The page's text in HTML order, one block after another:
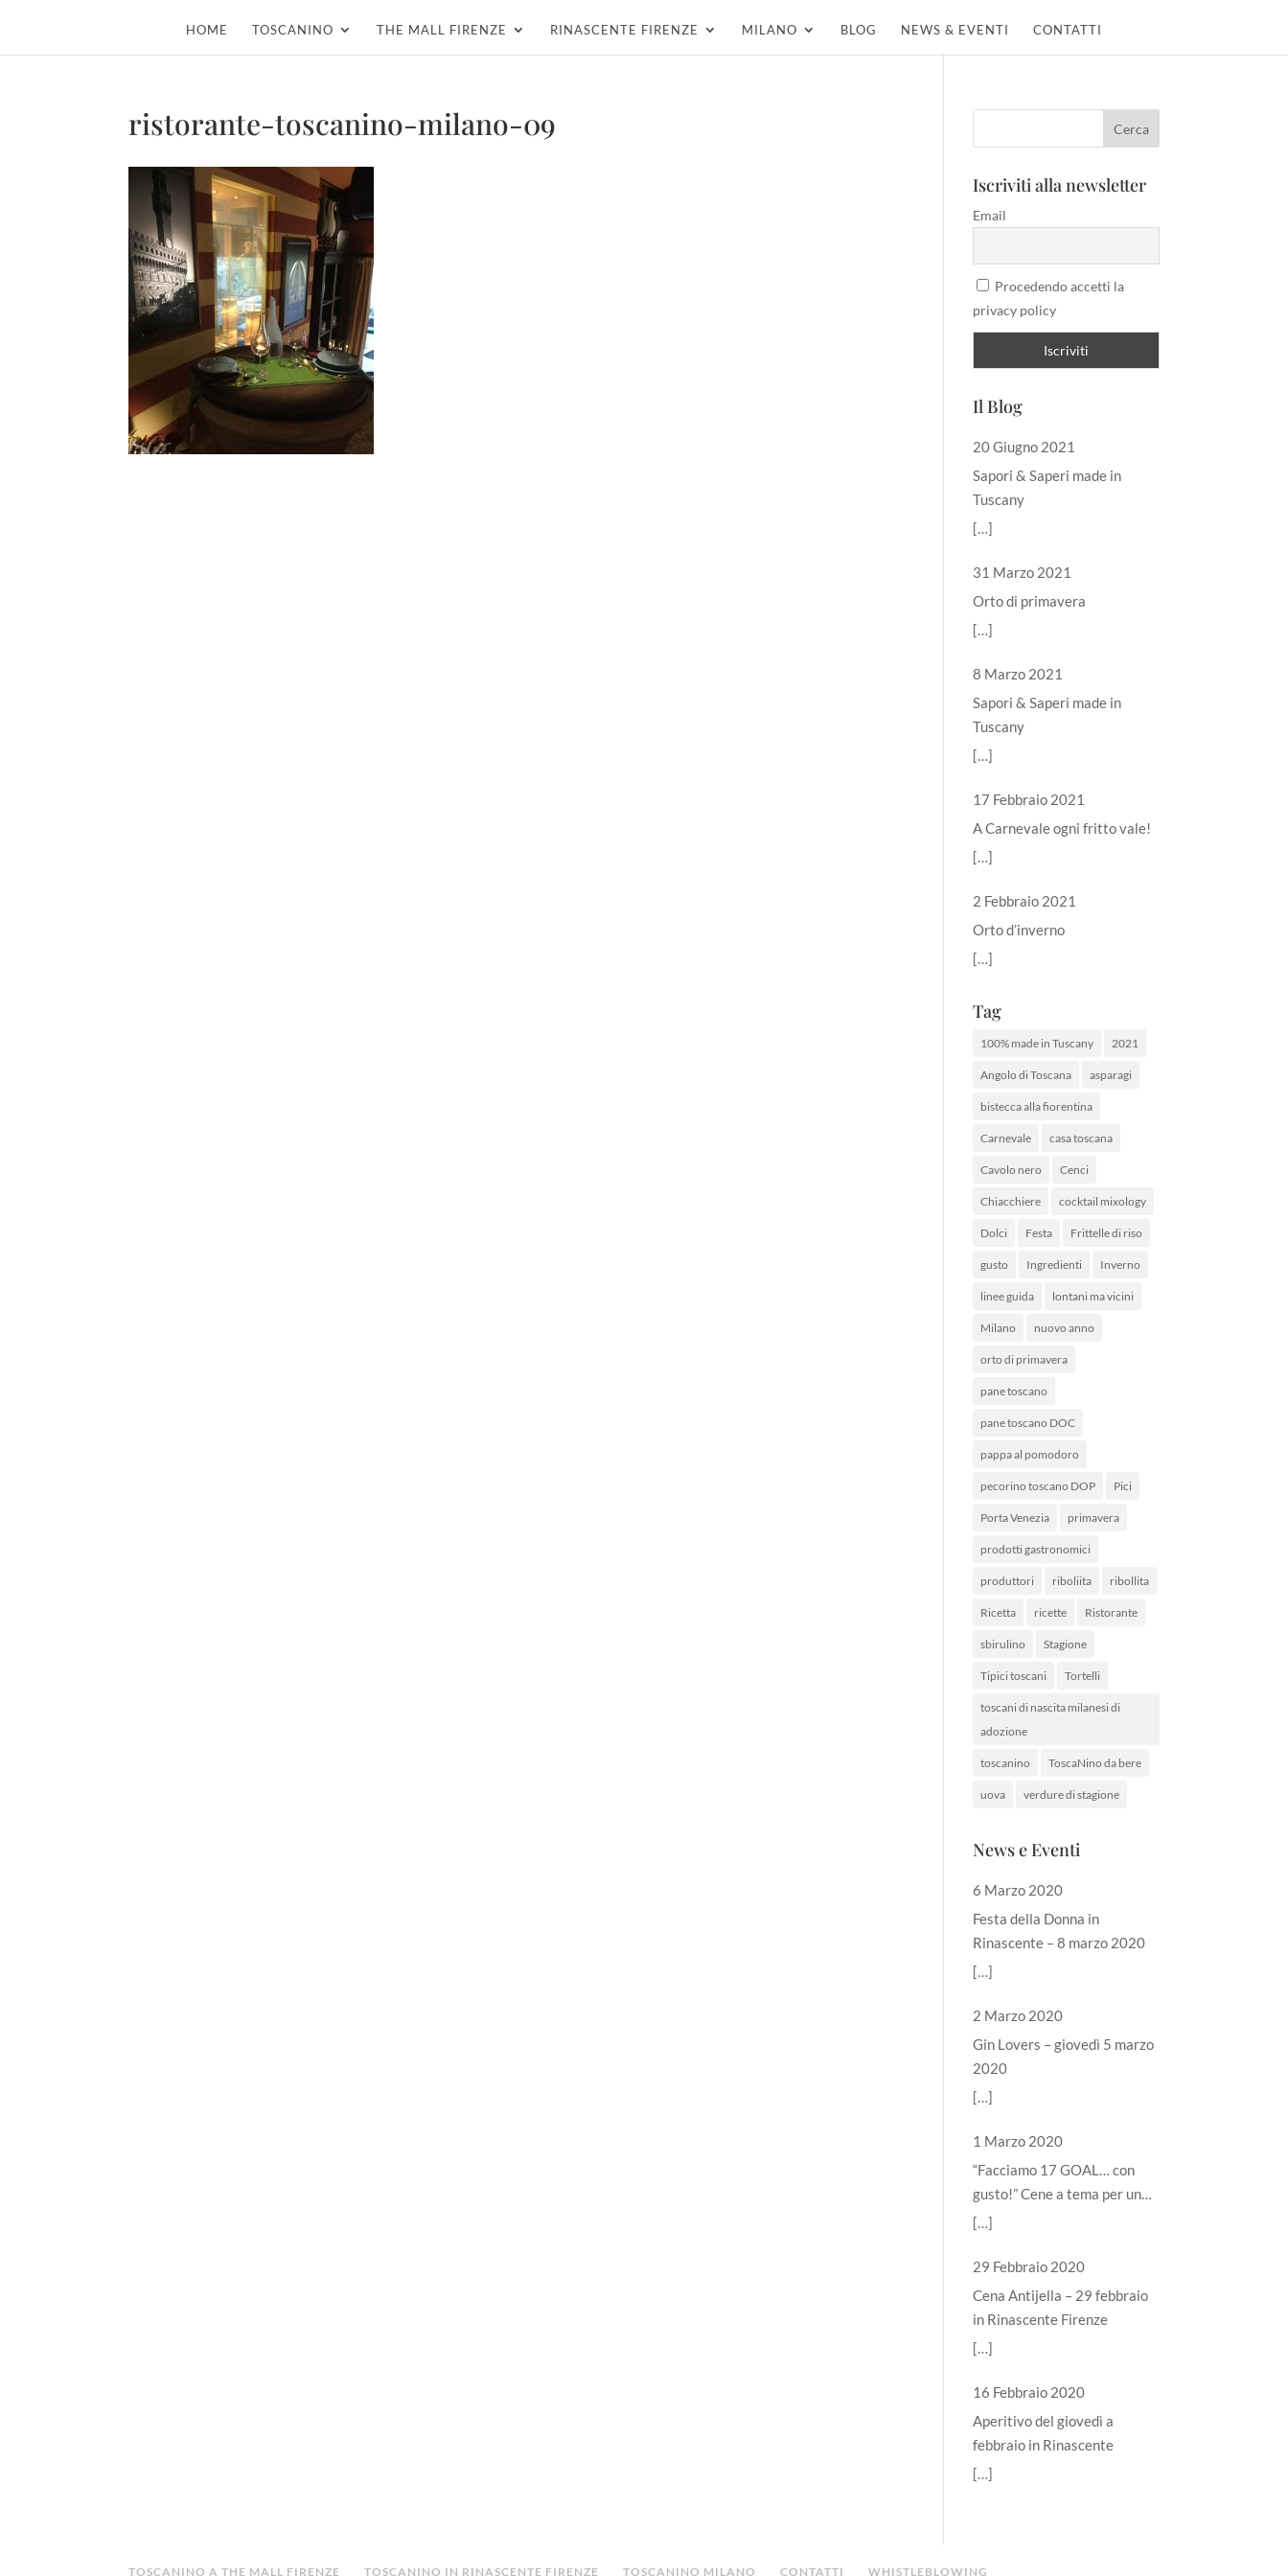
HOME TOSCANINO THE MALL FIRENZE RINASCENTE FIRENZE MILANO BLOG NEWS & EVENTI CONTATTI
ristorante-toscanino-milano-09
Iscriviti alla newsletter
Email
Procedendo accetti la
privacy policy
Il Blog
20 Giugno 2021
Sapori & Saperi made in
Tuscany
[…]
31 Marzo 2021
Orto di primavera
[…]
8 Marzo 2021
Sapori & Saperi made in
Tuscany
[…]
17 Febbraio 2021
A Carnevale ogni fritto vale!
[…]
2 Febbraio 2021
Orto d’inverno
[…]
Tag
100% made in Tuscany 2021
Angolo di Toscana asparagi
bistecca alla fiorentina
Carnevale casa toscana
Cavolo nero Cenci
Chiacchiere cocktail mixology
Dolci Festa Frittelle di riso
gusto Ingredienti Inverno
linee guida lontani ma vicini
Milano nuovo anno
orto di primavera
pane toscano
pane toscano DOC
pappa al pomodoro
pecorino toscano DOP Pici
Porta Venezia primavera
prodotti gastronomici
produttori riboliita ribollita
Ricetta ricette Ristorante
sbirulino Stagione
Tipici toscani Tortelli
toscani di nascita milanesi di
adozione
toscanino ToscaNino da bere
uova verdure di stagione
News e Eventi
6 Marzo 2020
Festa della Donna in
Rinascente – 8 marzo 2020
[…]
2 Marzo 2020
Gin Lovers – giovedì 5 marzo
2020
[…]
1 Marzo 2020
“Facciamo 17 GOAL… con
gusto!” Cene a tema per un
futuro sostenibile del nostro
[…]
29 Febbraio 2020
Cena Antijella – 29 febbraio
in Rinascente Firenze
[…]
16 Febbraio 2020
Aperitivo del giovedì a
febbraio in Rinascente
[…]
TOSCANINO A THE MALL FIRENZE TOSCANINO IN RINASCENTE FIRENZE TOSCANINO MILANO CONTATTI WHISTLEBLOWING